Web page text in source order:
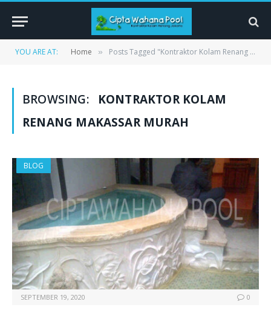
YOU ARE AT: Home » Posts Tagged "Kontraktor Kolam Renang Makassar murah"
BROWSING:
KONTRAKTOR KOLAM
RENANG MAKASSAR MURAH
BLOG
SEPTEMBER 19, 2020 0